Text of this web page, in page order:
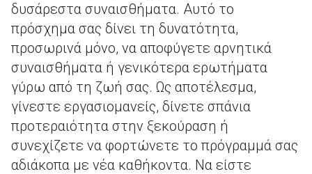
δυσάρεστα συναισθήματα. Αυτό το
πρόσχημα σας δίνει τη δυνατότητα,
προσωρινά μόνο, να αποφύγετε αρνητικά
συναισθήματα ή γενικότερα ερωτήματα
γύρω από τη ζωή σας. Ως αποτέλεσμα,
γίνεστε εργασιομανείς, δίνετε σπάνια
προτεραιότητα στην ξεκούραση ή
συνεχίζετε να φορτώνετε το πρόγραμμά σας
αδιάκοπα με νέα καθήκοντα. Να είστε